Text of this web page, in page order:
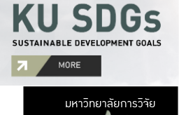
มหาวิ
มหาวิทยาลัยการวิจัย